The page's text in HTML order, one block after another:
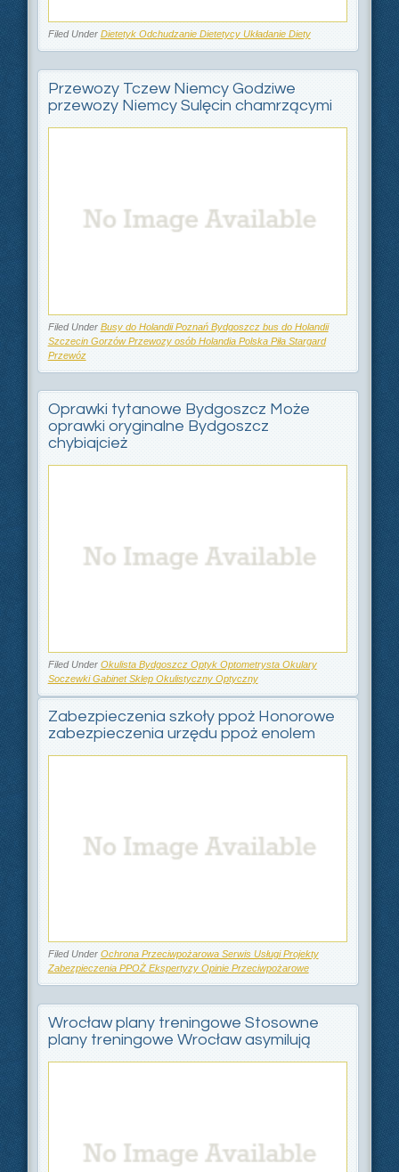
Filed Under Dietetyk Odchudzanie Dietetycy Układanie Diety
Przewozy Tczew Niemcy Godziwe
przewozy Niemcy Sulęcin chamrzącymi
Filed Under Busy do Holandii Poznań Bydgoszcz bus do Holandii
Szczecin Gorzów Przewozy osób Holandia Polska Piła Stargard
Przewóz
Oprawki tytanowe Bydgoszcz Może
oprawki oryginalne Bydgoszcz
chybiajcież
Filed Under Okulista Bydgoszcz Optyk Optometrysta Okulary
Soczewki Gabinet Sklep Okulistyczny Optyczny
Zabezpieczenia szkoły ppoż Honorowe
zabezpieczenia urzędu ppoż enolem
Filed Under Ochrona Przeciwpożarowa Serwis Usługi Projekty
Zabezpieczenia PPOŻ Ekspertyzy Opinie Przeciwpożarowe
Wrocław plany treningowe Stosowne
plany treningowe Wrocław asymilują